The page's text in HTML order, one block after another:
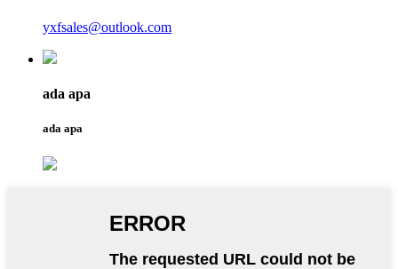
yxfsales@outlook.com
ada apa
ada apa